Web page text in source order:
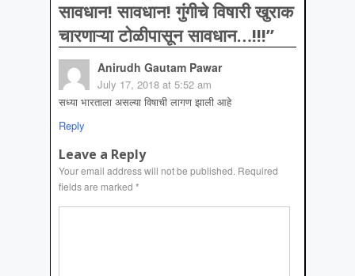
सावधान! सावधान! गुंगीचे विषारी खुराक
चारणाऱ्या टोळीपासून सावधान…!!!”
Anirudh Gautam Pawar
July 17, 2018 at 5:52 am
सध्या भारताला असल्या विषाची लागण झाली आहे
Reply
Leave a Reply
Your email address will not be published. Required
fields are marked *